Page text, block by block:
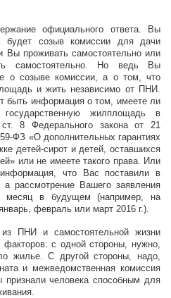
официального ответа. Вы
будет созыв комиссии для дачи
Вы проживать самостоятельно или
самостоятельно. Но ведь Вы
о созыве комиссии, а о том, что
и жить независимо от ПНИ.
быть информация о том, имеете ли
жилплощадь в
8 Федерального закона от 21
ФЗ «О дополнительных гарантиях
детей-сирот и детей, оставшихся
или не имеете такого права. Или
что Вас поставили в
рассмотрение Вашего заявления
месяц в будущем (например, на
февраль или март 2016 г.).
ПНИ и самостоятельной жизни
с одной стороны, нужно,
жилье. С другой стороны, надо,
и межведомственная комиссия
признали человека способным для